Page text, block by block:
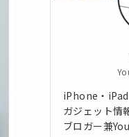
iPhone・iPad
ガジェット情
ブロガー兼